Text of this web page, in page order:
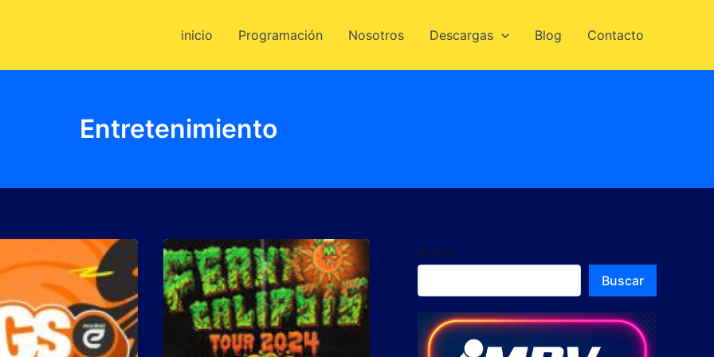
inicio Programación Nosotros Descargas Blog Contacto
Entretenimiento
Buscar
Buscar